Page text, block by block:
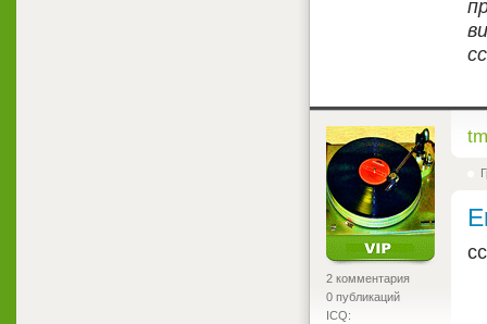
<
2 комментария
0 публикаций
ICQ: